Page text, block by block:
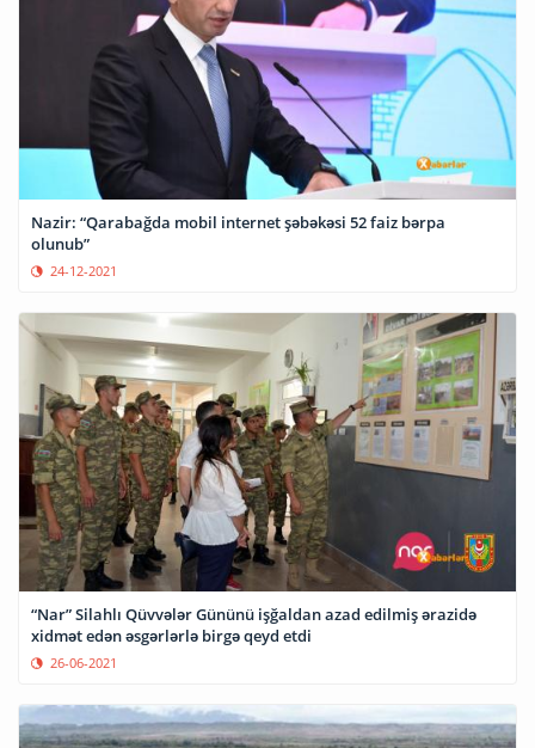
Nazir: “Qarabağda mobil internet şəbəkəsi 52 faiz bərpa
olunub”
24-12-2021
“Nar” Silahlı Qüvvələr Gününü işğaldan azad edilmiş ərazidə
xidmət edən əsgərlərlə birgə qeyd etdi
26-06-2021